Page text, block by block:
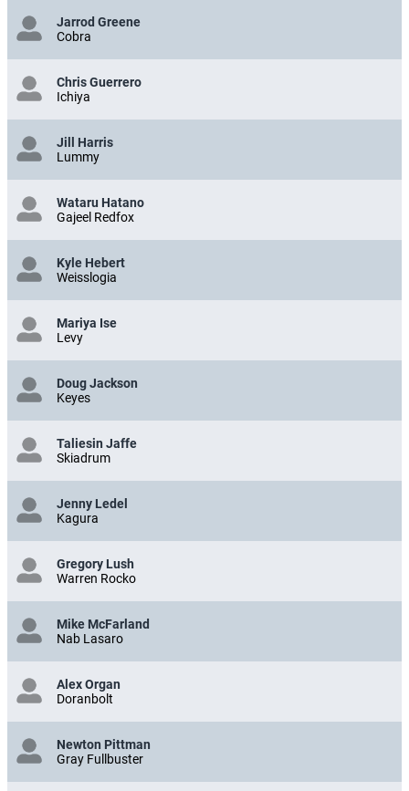
Jarrod Greene
Cobra
Chris Guerrero
Ichiya
Jill Harris
Lummy
Wataru Hatano
Gajeel Redfox
Kyle Hebert
Weisslogia
Mariya Ise
Levy
Doug Jackson
Keyes
Taliesin Jaffe
Skiadrum
Jenny Ledel
Kagura
Gregory Lush
Warren Rocko
Mike McFarland
Nab Lasaro
Alex Organ
Doranbolt
Newton Pittman
Gray Fullbuster